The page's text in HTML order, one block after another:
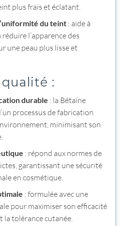
plus frais et éclatant.
du teint : aide à
l’apparence des
une peau plus lisse et
:
durable : la Bétaïne
processus de fabrication
minimisant son
: répond aux normes de
garantissant une sécurité
en cosmétique.
: formulée avec une
pour maximiser son efficacité
la tolérance cutanée.